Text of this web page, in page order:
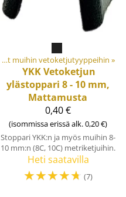
Varaosat muihin vetoketjutyyppeihin ‪»
YKK Vetoketjun
ylästoppari 8 - 10 mm,
Mattamusta
0,40 €
(isommissa erissä alk. 0,20 €)
Stoppari YKK:n ja myös muihin 8-
10 mm:n (8C, 10C) metriketjuihin.
Heti saatavilla
☆☆☆☆☆ (7)